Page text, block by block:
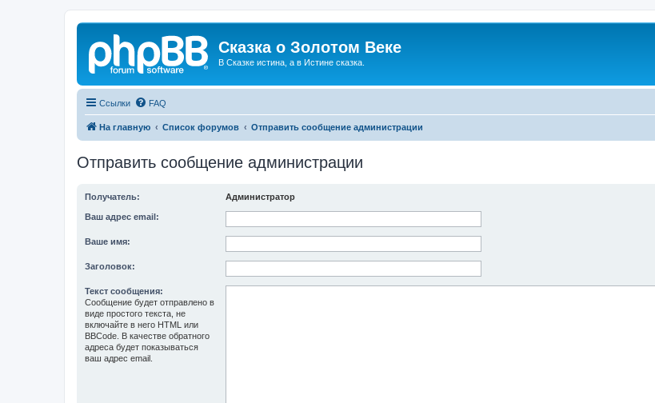
Сказка о Золотом Веке
В Сказке истина, а в Истине сказка.
Ссылки FAQ
На главную Список форумов Отправить сообщение администрации
Отправить сообщение администрации
Получатель: Администратор
Ваш адрес email:
Ваше имя:
Заголовок:
Текст сообщения:
Сообщение будет отправлено в
виде простого текста, не
включайте в него HTML или
BBCode. В качестве обратного
адреса будет показываться
ваш адрес email.